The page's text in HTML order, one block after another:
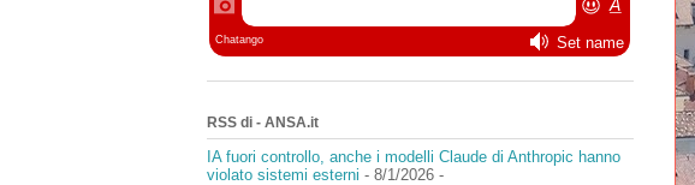
RSS di - ANSA.it
IA fuori controllo, anche i modelli Claude di Anthropic hanno
violato sistemi esterni - 8/1/2026-